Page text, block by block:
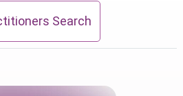
Search